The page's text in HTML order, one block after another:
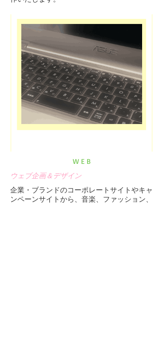
W E B
ウェブ企画＆デザイン
企業・ブランドのコーポレートサイトやキャ
ンペーンサイトから、音楽、ファッション、